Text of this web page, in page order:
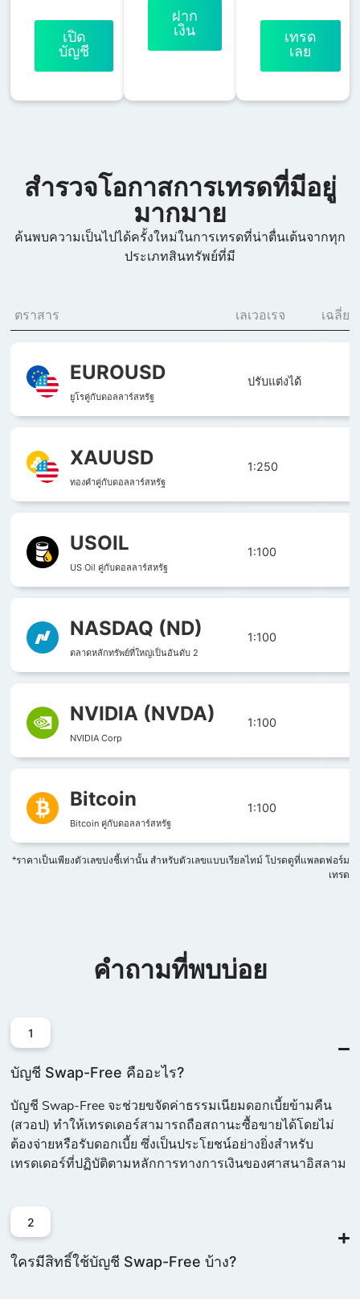
เปิด
บัญชี
ฝาก
เงิน
เทรด
เลย
สำรวจโอกาสการเทรดที่มีอยู่
มากมาย
ค้นพบความเป็นไปได้ครั้งใหม่ในการเทรดที่น่าตื่นเต้นจากทุก
ประเภทสินทรัพย์ที่มี
ตราสาร เลเวอเรจ เฉลี่ย
EUROUSD
ยูโรคู่กับดอลลาร์สหรัฐ
ปรับแต่งได้
XAUUSD
ทองคำคู่กับดอลลาร์สหรัฐ
1:250
USOIL
US Oil คู่กับดอลลาร์สหรัฐ
1:100
NASDAQ (ND)
ตลาดหลักทรัพย์ที่ใหญ่เป็นอันดับ 2
1:100
NVIDIA (NVDA)
NVIDIA Corp
1:100
Bitcoin
Bitcoin คู่กับดอลลาร์สหรัฐ
1:100
*ราคาเป็นเพียงตัวเลขบ่งชี้เท่านั้น สำหรับตัวเลขแบบเรียลไทม์ โปรดดูที่แพลตฟอร์ม
เทรด
คำถามที่พบบ่อย
1
บัญชี Swap-Free คืออะไร?
บัญชี Swap-Free จะช่วยขจัดค่าธรรมเนียมดอกเบี้ยข้ามคืน
(สวอป) ทำให้เทรดเดอร์สามารถถือสถานะซื้อขายได้โดยไม่
ต้องจ่ายหรือรับดอกเบี้ย ซึ่งเป็นประโยชน์อย่างยิ่งสำหรับ
เทรดเดอร์ที่ปฏิบัติตามหลักการทางการเงินของศาสนาอิสลาม
2
ใครมีสิทธิ์ใช้บัญชี Swap-Free บ้าง?